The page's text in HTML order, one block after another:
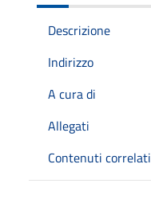
Descrizione
Indirizzo
A cura di
Allegati
Contenuti correlati